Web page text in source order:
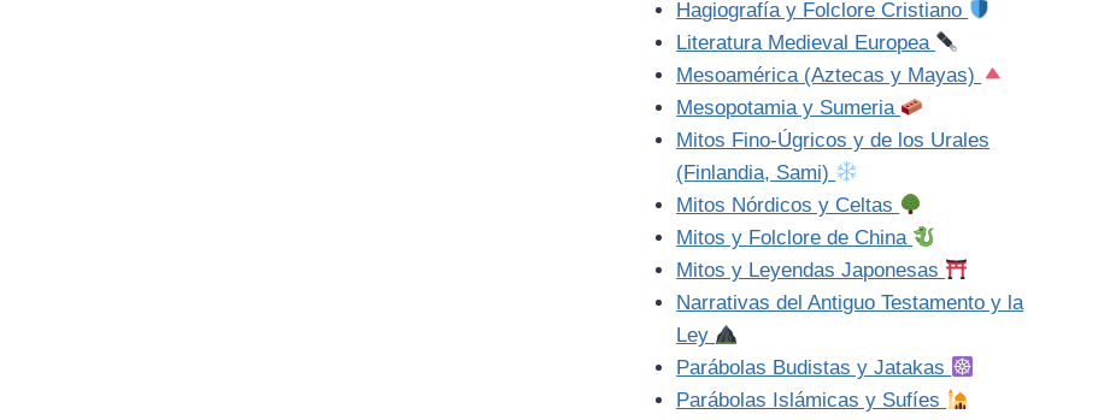
Hagiografía y Folclore Cristiano
Literatura Medieval Europea
Mesoamérica (Aztecas y Mayas)
Mesopotamia y Sumeria
Mitos Fino-Úgricos y de los Urales
(Finlandia, Sami)
Mitos Nórdicos y Celtas
Mitos y Folclore de China
Mitos y Leyendas Japonesas
Narrativas del Antiguo Testamento y la
Ley
Parábolas Budistas y Jatakas
Parábolas Islámicas y Sufíes